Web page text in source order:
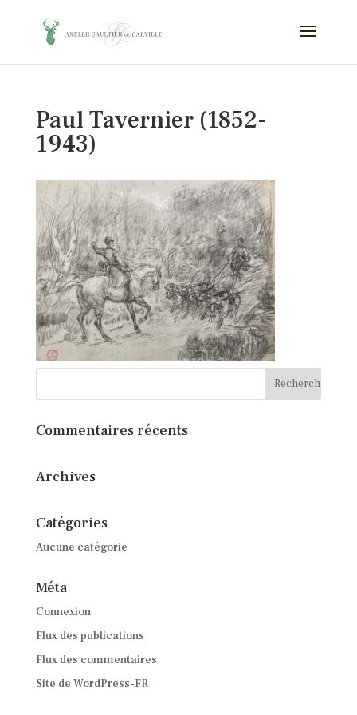
Paul Tavernier (1852-
1943)
Commentaires récents
Archives
Catégories
Aucune catégorie
Méta
Connexion
Flux des publications
Flux des commentaires
Site de WordPress-FR